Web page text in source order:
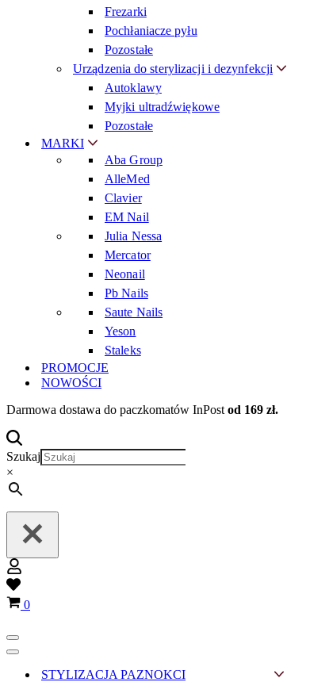
Frezarki
Pochłaniacze pyłu
Pozostałe
Urządzenia do sterylizacji i dezynfekcji
Autoklawy
Myjki ultradźwiękowe
Pozostałe
MARKI
Aba Group
AlleMed
Clavier
EM Nail
Julia Nessa
Mercator
Neonail
Pb Nails
Saute Nails
Yeson
Staleks
PROMOCJE
NOWOŚCI
Darmowa dostawa do paczkomatów InPost od 169 zł.
Szukaj
×
Wish
listKoszyk
0
Menu
nawigacji
Menu
nawigacjiSTYLIZACJA PAZNOKCI